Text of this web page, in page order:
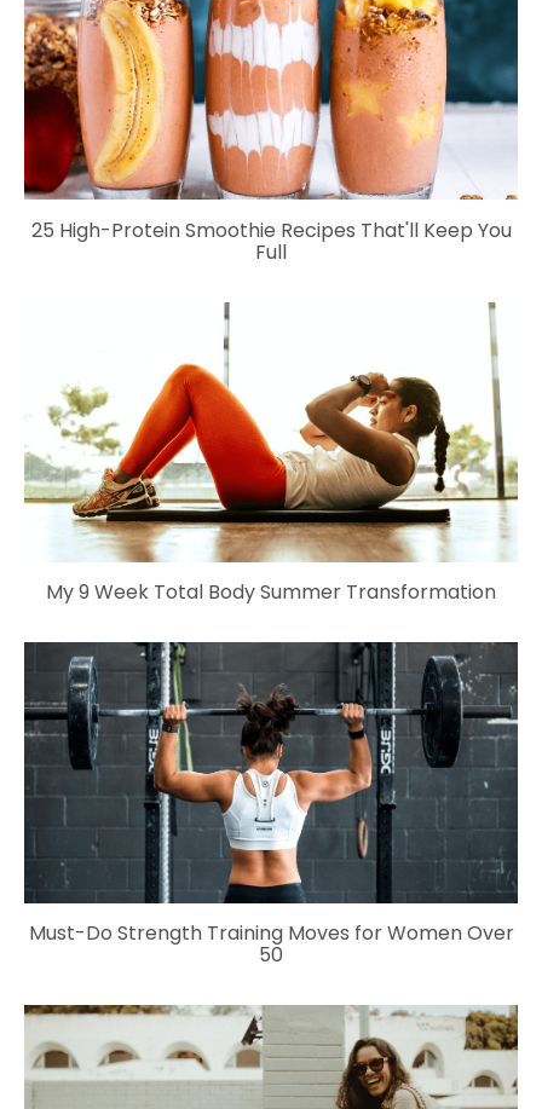
25 High-Protein Smoothie Recipes That'll Keep You
Full
My 9 Week Total Body Summer Transformation
Must-Do Strength Training Moves for Women Over
50